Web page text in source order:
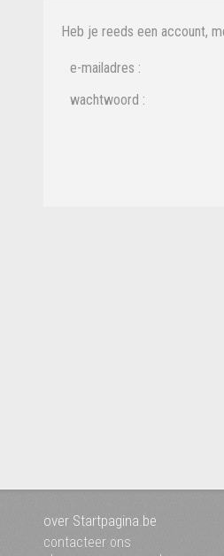
Heb je reeds een account,
e-mailadres :
wachtwoord :
over Startpagina.be
contacteer ons